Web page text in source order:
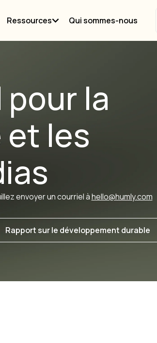
Ressources Qui sommes-nous
la
et les
envoyer un courriel àhello@humly.com
Rapport sur le développement durable